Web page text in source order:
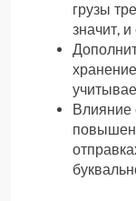
грузы
значит,
Влияние